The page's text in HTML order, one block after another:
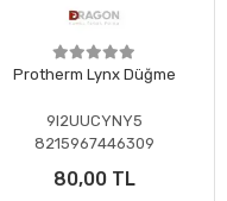
Protherm Lynx Düğme
9I2UUCYNY5
8215967446309
80,00 TL